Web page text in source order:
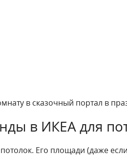
в сказочный портал в
в ИКЕА для
Его площади (даже